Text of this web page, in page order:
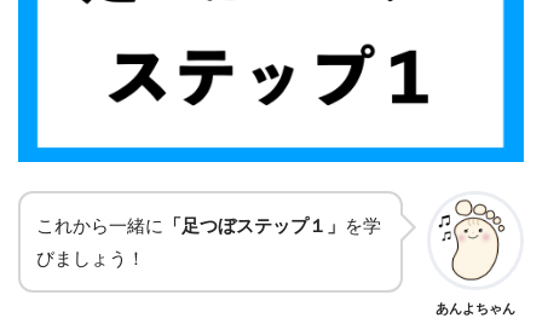
これから一緒に 「足つぼステップ１」 を学
びましょう！
あんよちゃん